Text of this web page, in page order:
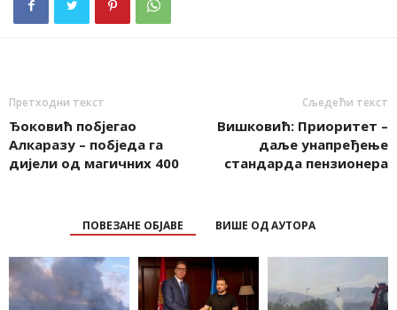
Претходни текст
Ђоковић побјегао
Алкаразу – побједа га
дијели од магичних 400
Сљедећи текст
Вишковић: Приоритет –
даље унапређење
стандарда пензионера
ПОВЕЗАНЕ ОБЈАВЕ ВИШЕ ОД АУТОРА